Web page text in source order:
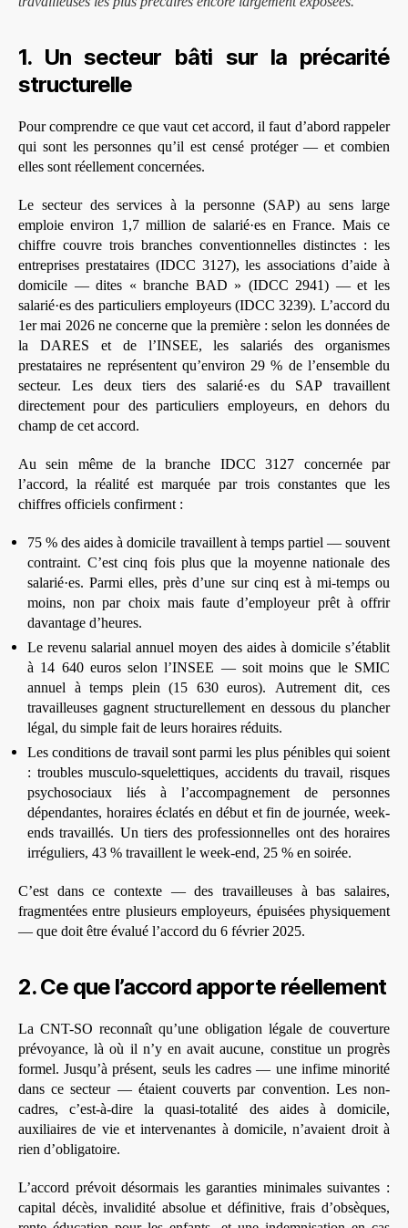
1. Un secteur bâti sur la précarité
structurelle
Pour comprendre ce que vaut cet accord, il faut d’abord rappeler
qui sont les personnes qu’il est censé protéger — et combien
elles sont réellement concernées.
Le secteur des services à la personne (SAP) au sens large
emploie environ 1,7 million de salarié·es en France. Mais ce
chiffre couvre trois branches conventionnelles distinctes : les
entreprises prestataires (IDCC 3127), les associations d’aide à
domicile — dites « branche BAD » (IDCC 2941) — et les
salarié·es des particuliers employeurs (IDCC 3239). L’accord du
1er mai 2026 ne concerne que la première : selon les données de
la DARES et de l’INSEE, les salariés des organismes
prestataires ne représentent qu’environ 29 % de l’ensemble du
secteur. Les deux tiers des salarié·es du SAP travaillent
directement pour des particuliers employeurs, en dehors du
champ de cet accord.
Au sein même de la branche IDCC 3127 concernée par
l’accord, la réalité est marquée par trois constantes que les
chiffres officiels confirment :
75 % des aides à domicile travaillent à temps partiel — souvent
contraint. C’est cinq fois plus que la moyenne nationale des
salarié·es. Parmi elles, près d’une sur cinq est à mi-temps ou
moins, non par choix mais faute d’employeur prêt à offrir
davantage d’heures.
Le revenu salarial annuel moyen des aides à domicile s’établit
à 14 640 euros selon l’INSEE — soit moins que le SMIC
annuel à temps plein (15 630 euros). Autrement dit, ces
travailleuses gagnent structurellement en dessous du plancher
légal, du simple fait de leurs horaires réduits.
Les conditions de travail sont parmi les plus pénibles qui soient
: troubles musculo-squelettiques, accidents du travail, risques
psychosociaux liés à l’accompagnement de personnes
dépendantes, horaires éclatés en début et fin de journée, week-
ends travaillés. Un tiers des professionnelles ont des horaires
irréguliers, 43 % travaillent le week-end, 25 % en soirée.
C’est dans ce contexte — des travailleuses à bas salaires,
fragmentées entre plusieurs employeurs, épuisées physiquement
— que doit être évalué l’accord du 6 février 2025.
2. Ce que l’accord apporte réellement
La CNT-SO reconnaît qu’une obligation légale de couverture
prévoyance, là où il n’y en avait aucune, constitue un progrès
formel. Jusqu’à présent, seuls les cadres — une infime minorité
dans ce secteur — étaient couverts par convention. Les non-
cadres, c’est-à-dire la quasi-totalité des aides à domicile,
auxiliaires de vie et intervenantes à domicile, n’avaient droit à
rien d’obligatoire.
L’accord prévoit désormais les garanties minimales suivantes :
capital décès, invalidité absolue et définitive, frais d’obsèques,